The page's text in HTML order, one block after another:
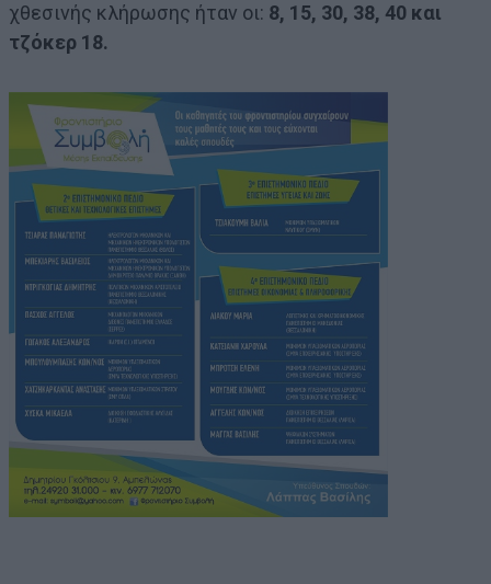
χθεσινής κλήρωσης ήταν οι: 8, 15, 30, 38, 40 και
τζόκερ 18.